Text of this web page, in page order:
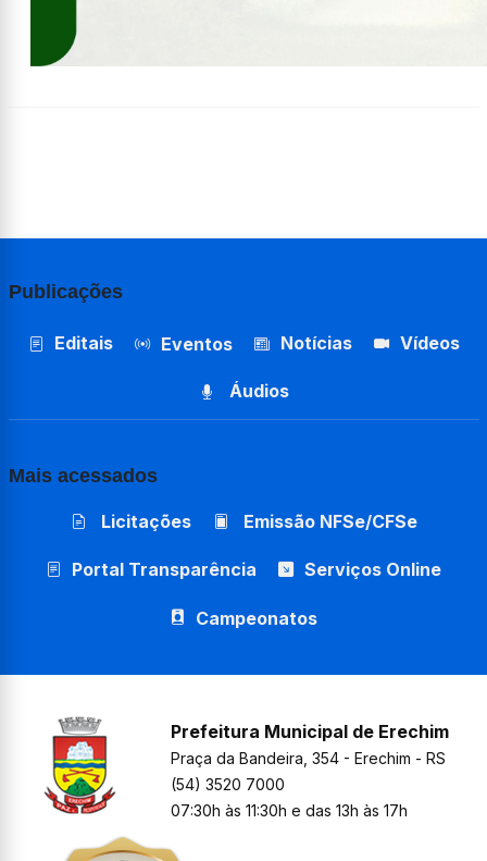
Publicações
Editais Eventos Notícias Vídeos
Áudios
Mais acessados
Licitações Emissão NFSe/CFSe
Portal Transparência Serviços Online
Campeonatos
Prefeitura Municipal de Erechim
Praça da Bandeira, 354 - Erechim - RS
(54) 3520 7000
07:30h às 11:30h e das 13h às 17h